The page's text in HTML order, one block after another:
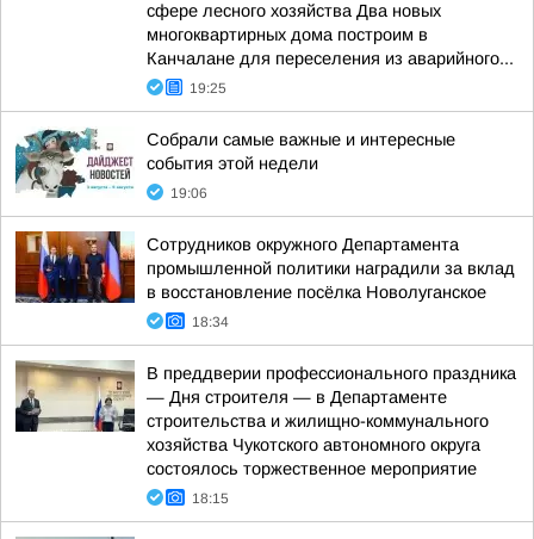
сфере лесного хозяйства Два новых
многоквартирных дома построим в
Канчалане для переселения из аварийного...
19:25
Собрали самые важные и интересные
события этой недели
19:06
Сотрудников окружного Департамента
промышленной политики наградили за вклад
в восстановление посёлка Новолуганское
18:34
В преддверии профессионального праздника
— Дня строителя — в Департаменте
строительства и жилищно-коммунального
хозяйства Чукотского автономного округа
состоялось торжественное мероприятие
18:15